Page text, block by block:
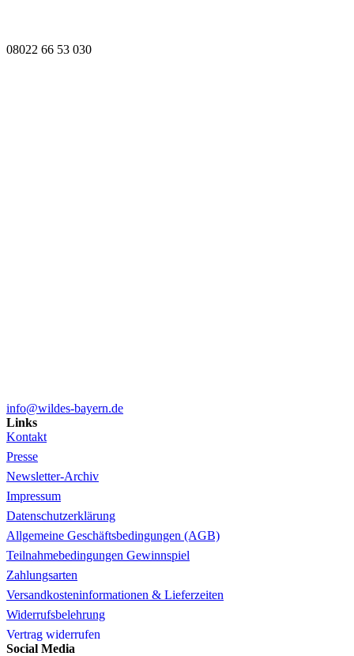
08022 66 53 030
info@wildes-bayern.de
Links
Kontakt
Presse
Newsletter-Archiv
Impressum
Datenschutzerklärung
Allgemeine Geschäftsbedingungen (AGB)
Teilnahmebedingungen Gewinnspiel
Zahlungsarten
Versandkosteninformationen & Lieferzeiten
Widerrufsbelehrung
Vertrag widerrufen
Social Media